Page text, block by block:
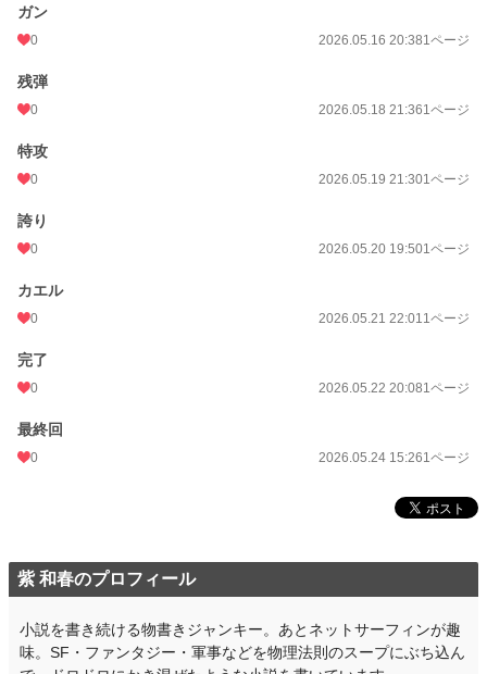
ガン
0 2026.05.16 20:381ページ
残弾
0 2026.05.18 21:361ページ
特攻
0 2026.05.19 21:301ページ
誇り
0 2026.05.20 19:501ページ
カエル
0 2026.05.21 22:011ページ
完了
0 2026.05.22 20:081ページ
最終回
0 2026.05.24 15:261ページ
紫 和春のプロフィール
小説を書き続ける物書きジャンキー。あとネットサーフィンが趣
味。SF・ファンタジー・軍事などを物理法則のスープにぶち込ん